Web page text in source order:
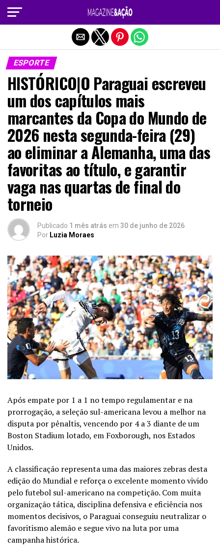
ESPORTE
HISTÓRICO|O Paraguai escreveu
um dos capítulos mais
marcantes da Copa do Mundo de
2026 nesta segunda-feira (29)
ao eliminar a Alemanha, uma das
favoritas ao título, e garantir
vaga nas quartas de final do
torneio
Publicado 1 mês atrás em 30 de junho de 2026
Por Luzia Moraes
Após empate por 1 a 1 no tempo regulamentar e na
prorrogação, a seleção sul-americana levou a melhor na
disputa por pênaltis, vencendo por 4 a 3 diante de um
Boston Stadium lotado, em Foxborough, nos Estados
Unidos.
A classificação representa uma das maiores zebras desta
edição do Mundial e reforça o excelente momento vivido
pelo futebol sul-americano na competição. Com muita
organização tática, disciplina defensiva e eficiência nos
momentos decisivos, o Paraguai conseguiu neutralizar o
favoritismo alemão e segue vivo na luta por uma
campanha histórica.
Sair da versão mobile